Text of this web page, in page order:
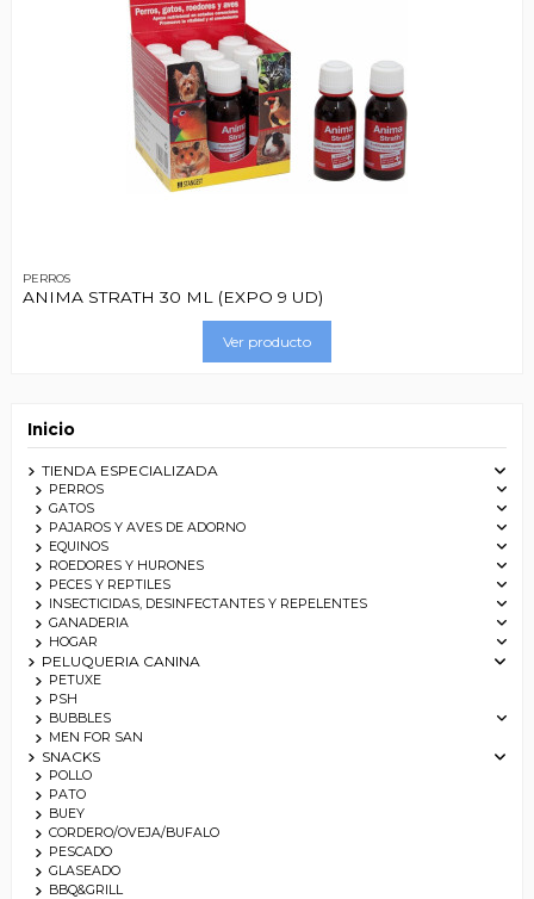
PERROS
ANIMA STRATH 30 ML (EXPO 9 UD)
Ver producto
Inicio
TIENDA ESPECIALIZADA
PERROS
GATOS
PAJAROS Y AVES DE ADORNO
EQUINOS
ROEDORES Y HURONES
PECES Y REPTILES
INSECTICIDAS, DESINFECTANTES Y REPELENTES
GANADERIA
HOGAR
PELUQUERIA CANINA
PETUXE
PSH
BUBBLES
MEN FOR SAN
SNACKS
POLLO
PATO
BUEY
CORDERO/OVEJA/BUFALO
PESCADO
GLASEADO
BBQ&GRILL